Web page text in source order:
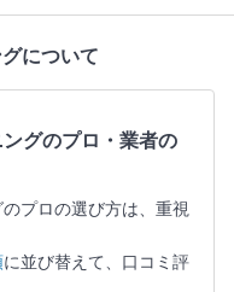
について
グのプロ・業者の
プロの選び方は、重視
に並び替えて、口コミ評